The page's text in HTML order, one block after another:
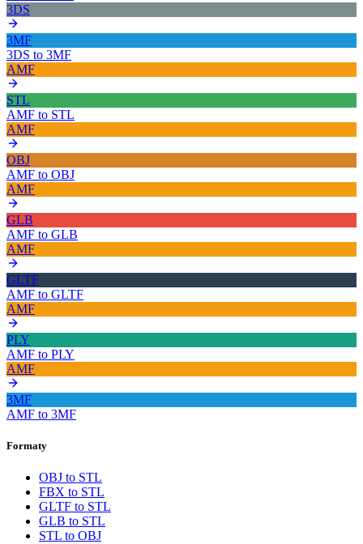
3DS
3MF
3DS to 3MF
AMF
STL
AMF to STL
AMF
OBJ
AMF to OBJ
AMF
GLB
AMF to GLB
AMF
GLTF
AMF to GLTF
AMF
PLY
AMF to PLY
AMF
3MF
AMF to 3MF
Formaty
OBJ to STL
FBX to STL
GLTF to STL
GLB to STL
STL to OBJ